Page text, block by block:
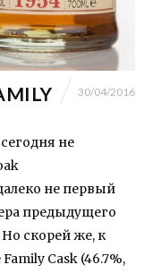
30/04/2016
не
не первый
предыдущего
скорей же, к
Cask (46.7%,